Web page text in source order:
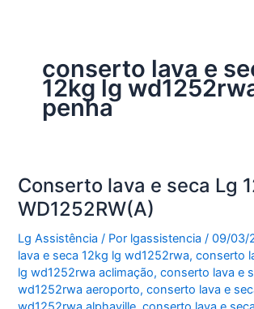
conserto lava e
12kg lg
penha
Conserto lava e seca Lg
WD1252RW(A)
Lg Assistência / Por lgassistencia/09/03/
lava e seca 12kg lg wd1252rwa,conserto
lg wd1252rwa aclimação,conserto lava e
wd1252rwa aeroporto,conserto lava e